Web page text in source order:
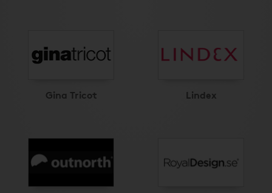
Gina Tricot Lindex